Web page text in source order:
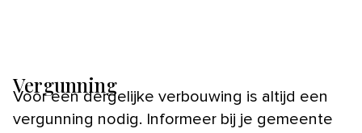
Vergunning
Voor een dergelijke verbouwing is altijd een
vergunning nodig. Informeer bij je gemeente